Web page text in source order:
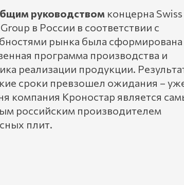
руководством концерна Swiss
в России в соответствии с
рынка была сформирована
программа производства и
реализации продукции.
сроки превзошел ожидания –
компания Кроностар является
российским производителем
плит.